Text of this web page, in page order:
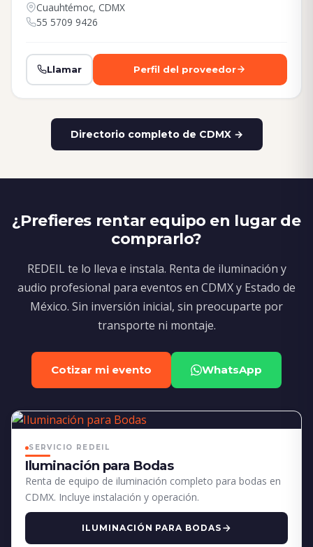
Cuauhtémoc, CDMX
55 5709 9426
Llamar Perfil del proveedor
Directorio completo de CDMX →
¿Prefieres rentar equipo en lugar de
comprarlo?
REDEIL te lo lleva e instala. Renta de iluminación y
audio profesional para eventos en CDMX y Estado de
México. Sin inversión inicial, sin preocuparte por
transporte ni montaje.
Cotizar mi evento WhatsApp
SERVICIO REDEIL
Iluminación para Bodas
Renta de equipo de iluminación completo para bodas en
CDMX. Incluye instalación y operación.
ILUMINACIÓN PARA BODAS